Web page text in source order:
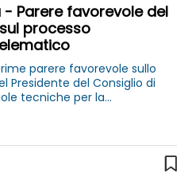
- Parere favorevole del
processo
parere favorevole sullo
Presidente del Consiglio di
tecniche per la
amministrativo in
l’emergenza